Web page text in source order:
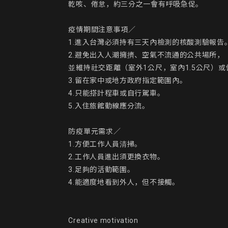
乾咳、倦怠，約三分之一會有呼吸急促。
疫情期間注意事項／
1.進入台灣必須持有三天內檢測的核酸測驗報告。
2.避免出入人潮擁擠、空氣不流通的公共場所，
並維持社交距離（室外1公尺，室內1.5公尺）或
3.留在家中或地方政府指定範圍內。
4.只能搭計程車或自行駕車。
5.入住旅館動線應分流。
防疫單元需求／
1.方便工作人員清掃。
2.工作人員進出須更換衣物。
3.足夠的活動範圍。
4.能適度地看到外人，但不接觸。
Creative motivation